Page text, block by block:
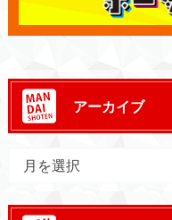
アーカイブ